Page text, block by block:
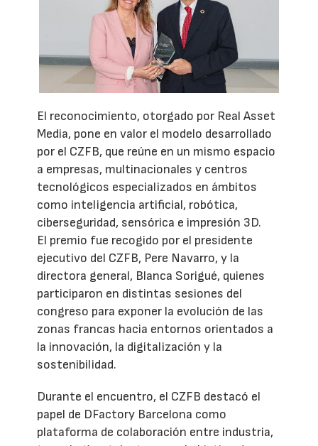
El reconocimiento, otorgado por Real Asset
Media, pone en valor el modelo desarrollado
por el CZFB, que reúne en un mismo espacio
a empresas, multinacionales y centros
tecnológicos especializados en ámbitos
como inteligencia artificial, robótica,
ciberseguridad, sensórica e impresión 3D.
El premio fue recogido por el presidente
ejecutivo del CZFB, Pere Navarro, y la
directora general, Blanca Sorigué, quienes
participaron en distintas sesiones del
congreso para exponer la evolución de las
zonas francas hacia entornos orientados a
la innovación, la digitalización y la
sostenibilidad.
Durante el encuentro, el CZFB destacó el
papel de DFactory Barcelona como
plataforma de colaboración entre industria,